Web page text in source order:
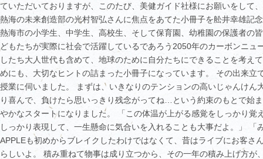
ていただいておりますが、このたび、美健ガイド社様にお願いをして
熱海の未来創造部の光村智弘さんに焦点をあてた小冊子を舩井幸雄記
熱海市の小学生、中学生、高校生、そして保育園、幼稚園の保護者の
どもたちが実際に社会で活躍しているであろう2050年のカーボンニュ
したち大人世代も含めて、地球のために自分たちにできることを考え
めにも、大切なヒントの詰まった小冊子になっています。 その出来立
授業に伺いました。 まずは、いきなりのテンションの高いじゃんけ
り喜んで、負けたら思いっきり残念がってね…という約束のもとで始
やかなスタートになりました。 「この体温が上がる感覚をしっかり覚
しっかり表現して、一生懸命に気合いを入れることも大事だよ。」 「
APPLEも初めからブレイクしたわけではなくて、昔はライブにお客さ
らしいよ。 積み重ねて物事は成り立つから、その一年の積み上げ方